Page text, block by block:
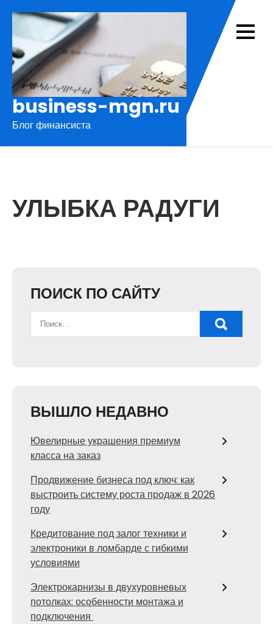
содержимому
business-mgn.ru
Блог финансиста
УЛЫБКА РАДУГИ
ПОИСК ПО САЙТУ
ВЫШЛО НЕДАВНО
Ювелирные украшения премиум
класса на заказ
Продвижение бизнеса под ключ: как
выстроить систему роста продаж в 2026
году
Кредитование под залог техники и
электроники в ломбарде с гибкими
условиями
Электрокарнизы в двухуровневых
потолках: особенности монтажа и
подключения